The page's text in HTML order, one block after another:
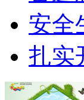
安全
扎实